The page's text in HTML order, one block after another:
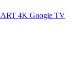
4K Google TV